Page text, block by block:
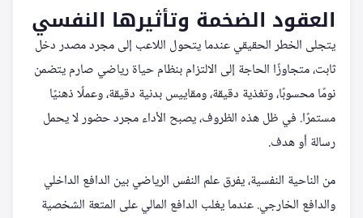
العقود الضخمة وتأثيرها النفسي
يتجلى الخطر الحقيقي عندما يتحول اللاعب إلى مجرد مصدر دخل
ثابت، متجاوزًا الحاجة إلى الالتزام بنظام حياة رياضي صارم يتضمن
نومًا محسوبًا، وتغذية دقيقة، ومقاييس بدنية دقيقة، وعملًا ذهنيًا
مستمرًا. في ظل هذه الظروف، يصبح الأداء مجرد حضور لا يحمل
رسالة أو هدف.
من الناحية النفسية، يفرق علم النفس الرياضي بين الدافع الداخلي
والدافع الخارجي. عندما يغلب الدافع المالي على المتعة الشخصية